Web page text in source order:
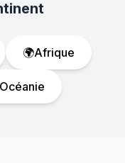
🌍Afrique
Océanie